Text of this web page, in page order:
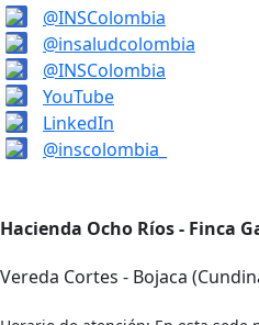
@INSColombia
@insaludcolombia
@INSColombia
YouTube
LinkedIn
@inscolombia_
Hacienda Ocho Ríos - Finca
Vereda Cortes - Bojaca